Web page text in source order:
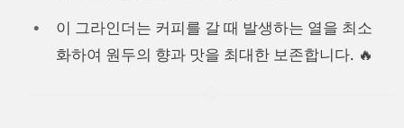
이 그라인더는 커피를 갈 때 발생하는 열을 최소
화하여 원두의 향과 맛을 최대한 보존합니다. 🔥